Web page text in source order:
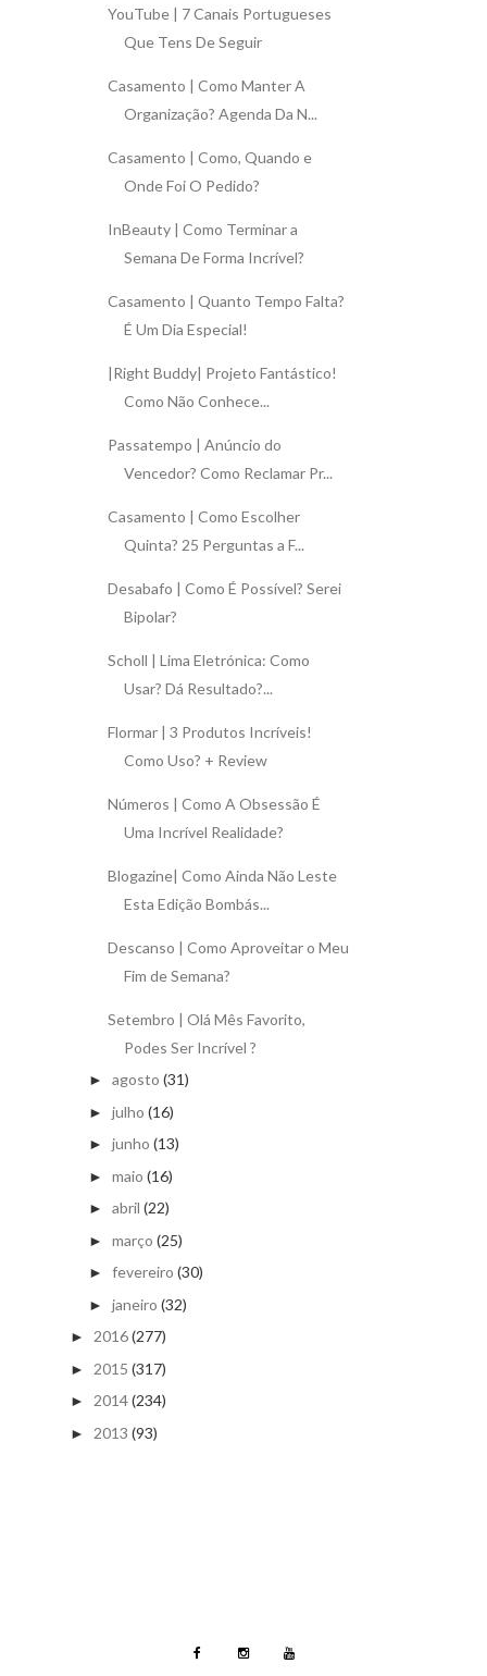
YouTube | 7 Canais Portugueses
Que Tens De Seguir
Casamento | Como Manter A
Organização? Agenda Da N...
Casamento | Como, Quando e
Onde Foi O Pedido?
InBeauty | Como Terminar a
Semana De Forma Incrível?
Casamento | Quanto Tempo Falta?
É Um Dia Especial!
|Right Buddy| Projeto Fantástico!
Como Não Conhece...
Passatempo | Anúncio do
Vencedor? Como Reclamar Pr...
Casamento | Como Escolher
Quinta? 25 Perguntas a F...
Desabafo | Como É Possível? Serei
Bipolar?
Scholl | Lima Eletrónica: Como
Usar? Dá Resultado?...
Flormar | 3 Produtos Incríveis!
Como Uso? + Review
Números | Como A Obsessão É
Uma Incrível Realidade?
Blogazine| Como Ainda Não Leste
Esta Edição Bombás...
Descanso | Como Aproveitar o Meu
Fim de Semana?
Setembro | Olá Mês Favorito,
Podes Ser Incrível ?
► agosto (31)
► julho (16)
► junho (13)
► maio (16)
► abril (22)
► março (25)
► fevereiro (30)
► janeiro (32)
► 2016(277)
► 2015 (317)
► 2014(234)
► 2013 (93)